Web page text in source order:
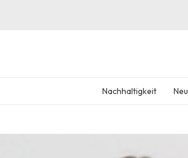
Nachhaltigkeit Neu